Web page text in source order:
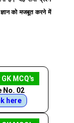
को मजबूत करने में
MCQ's
No. 02
here